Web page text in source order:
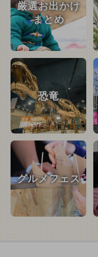
厳選お出かけ
まとめ
恐竜
グルメフェス